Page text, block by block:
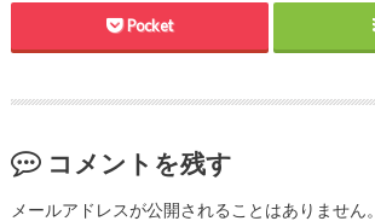
Pocket
コメントを残す
メールアドレスが公開されることはありません。